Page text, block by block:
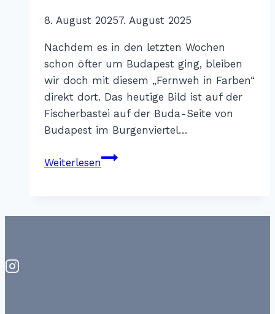
VonKatharina
8. August 20257. August 2025
Nachdem es in den letzten Wochen
schon öfter um Budapest ging, bleiben
wir doch mit diesem „Fernweh in Farben“
direkt dort. Das heutige Bild ist auf der
Fischerbastei auf der Buda-Seite von
Budapest im Burgenviertel…
WeiterlesenFernweh